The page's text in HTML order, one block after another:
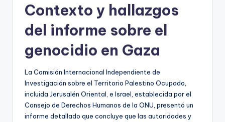
Contexto y hallazgos
del informe sobre el
genocidio en Gaza
La Comisión Internacional Independiente de
Investigación sobre el Territorio Palestino Ocupado,
incluida Jerusalén Oriental, e Israel, establecida por el
Consejo de Derechos Humanos de la ONU, presentó un
informe detallado que concluye que las autoridades y